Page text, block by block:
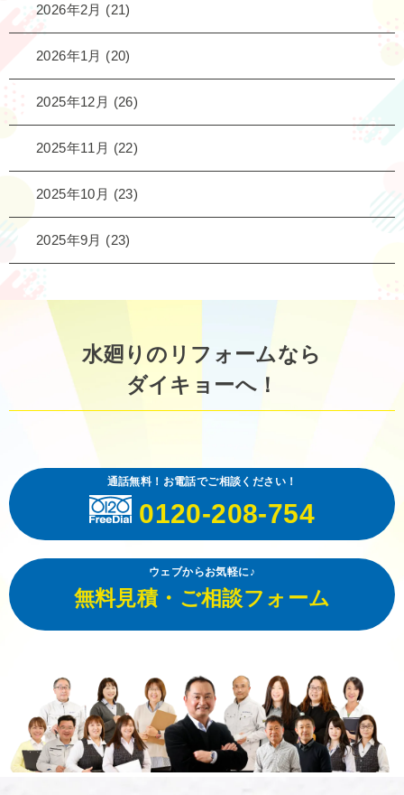
2026年2月 (21)
2026年1月 (20)
2025年12月 (26)
2025年11月 (22)
2025年10月 (23)
2025年9月 (23)
水廻りのリフォームなら
ダイキョーへ！
通話無料！お電話でご相談ください！
0120-208-754
ウェブからお気軽に♪
無料見積・ご相談フォーム